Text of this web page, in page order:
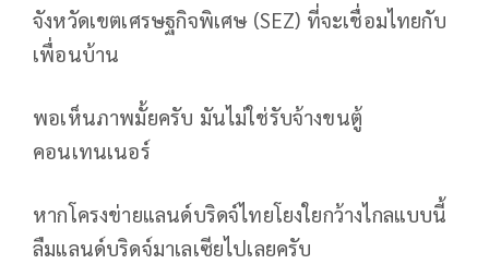
จังหวัดเขตเศรษฐกิจพิเศษ (SEZ) ที่จะเชื่อมไทยกับ
เพื่อนบ้าน
พอเห็นภาพมั้ยครับ มันไม่ใช่รับจ้างขนตู้
คอนเทนเนอร์
หากโครงข่ายแลนด์บริดจ์ไทยโยงใยกว้างไกลแบบนี้
ลืมแลนด์บริดจ์มาเลเซียไปเลยครับ